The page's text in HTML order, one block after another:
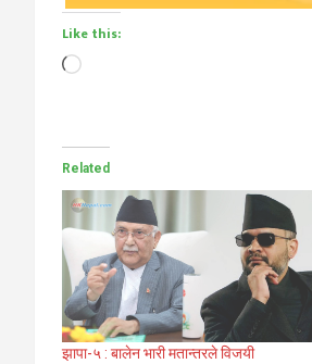
Like this:
Loading…
Related
झापा-५ : बालेन भारी मतान्तरले विजयी